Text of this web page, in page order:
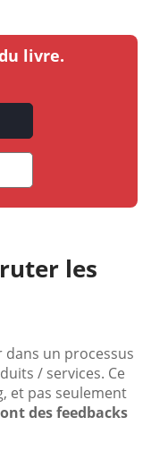
livre.
les
dans un processus
/ services. Ce
et pas seulement
des feedbacks